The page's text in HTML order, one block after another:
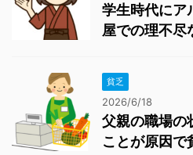
学生時代にア
屋での理不尽
貧乏
2026/6/18
父親の職場の
ことが原因で